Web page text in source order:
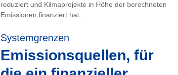
reduziert und Klimaprojekte in Höhe der berechneten
Emissionen finanziert hat.
Systemgrenzen
Emissionsquellen, für